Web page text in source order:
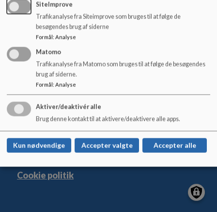
030226 Differentierede takter på Ådalskolen.pdf
Ådalskolen og STU Ringsted
Eriksvej 4, 4100 Ringsted
aadalskolen@ringsted.dk
+45 57628400
Cookie politik
SiteImprove
Trafikanalyse fra Siteimprove som bruges til at følge de
besøgendes brug af siderne
Formål: Analyse
Matomo
Trafikanalyse fra Matomo som bruges til at følge de besøgendes
brug af siderne.
Formål: Analyse
Aktiver/deaktivér alle
Brug denne kontakt til at aktivere/deaktivere alle apps.
Kun nødvendige Accepter valgte Accepter alle